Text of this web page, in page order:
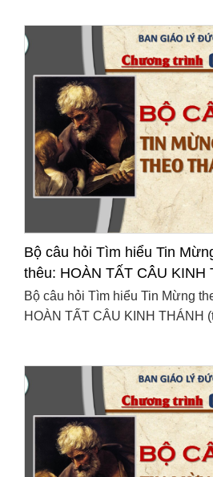
Bộ câu hỏi Tìm hiểu Tin
thêu: HOÀN TẤT CÂU KINH
151 - 200)
Bộ câu hỏi Tìm hiểu Tin Mừng
HOÀN TẤT CÂU KINH THÁNH